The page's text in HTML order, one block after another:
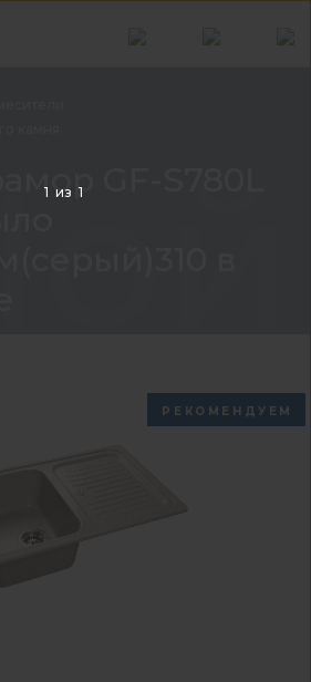
GF-S780L
РЕКОМЕНДУЕМ
1 из 1